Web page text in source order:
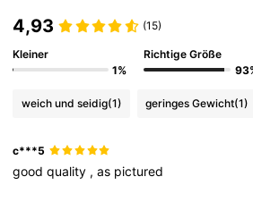
4,81 16K Follower
16K Follower
4,81 16K Follower
4,93 (15)
Kleiner
1%
Richtige Größe
weich und seidig(1) geringes Gewicht(1)
c***5
goodquality ,as pictured